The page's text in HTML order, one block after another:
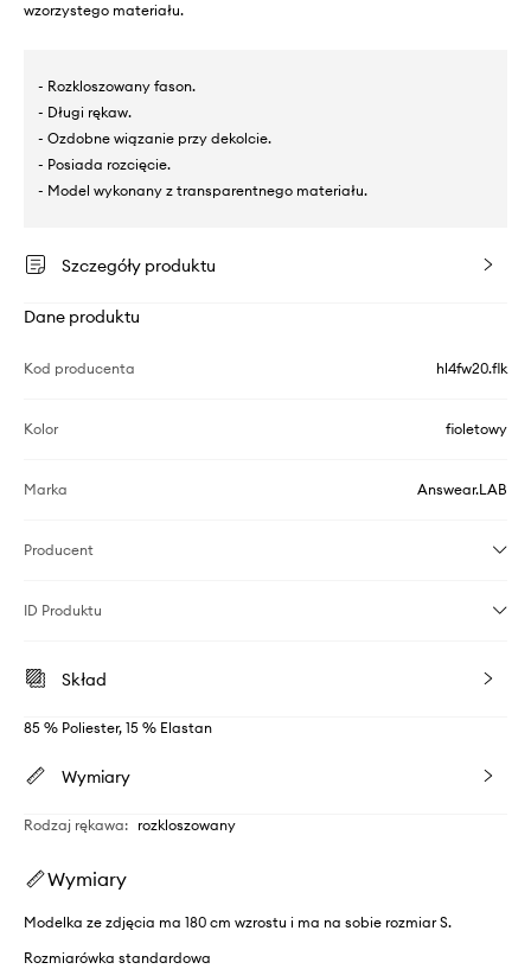
wzorzystego materiału.
- Rozkloszowany fason.
- Długi rękaw.
- Ozdobne wiązanie przy dekolcie.
- Posiada rozcięcie.
- Model wykonany z transparentnego materiału.
Szczegóły produktu
Dane produktu
Kod producenta hl4fw20.flk
Kolor fioletowy
Marka Answear.LAB
Producent
ID Produktu
Skład
85 % Poliester, 15 % Elastan
Wymiary
Rodzaj rękawa: rozkloszowany
Wymiary
Modelka ze zdjęcia ma 180 cm wzrostu i ma na sobie rozmiar S.
Rozmiarówka standardowa